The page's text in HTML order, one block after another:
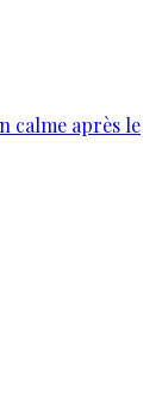
calme après le